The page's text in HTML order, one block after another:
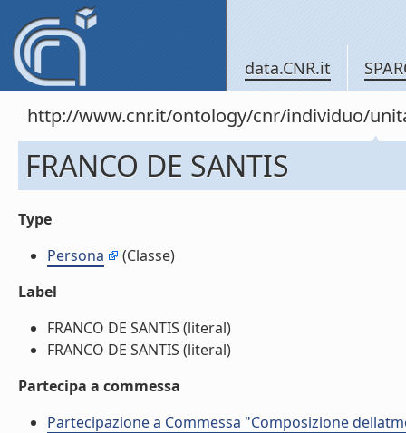
data.CNR.it
http://www.cnr.it/ontology/cnr/individuo/
FRANCO DE SANTIS
Type
Persona
(Classe)
Label
FRANCO DE SANTIS (literal)
FRANCO DE SANTIS (literal)
Partecipa a commessa
Partecipazione a Commessa "Composizione